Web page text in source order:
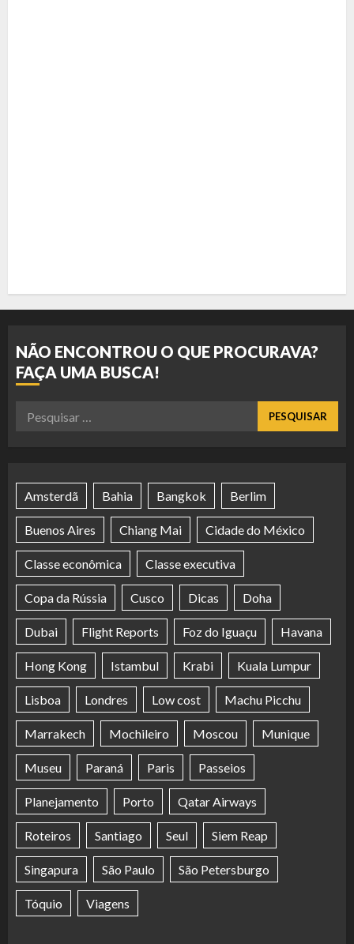
NÃO ENCONTROU O QUE PROCURAVA?
FAÇA UMA BUSCA!
Pesquisar
Amsterdã Bahia Bangkok Berlim
Buenos Aires Chiang Mai Cidade do México
Classe econômica Classe executiva
Copa da Rússia Cusco Dicas Doha
Dubai Flight Reports Foz do Iguaçu Havana
Hong Kong Istambul Krabi Kuala Lumpur
Lisboa Londres Low cost Machu Picchu
Marrakech Mochileiro Moscou Munique
Museu Paraná Paris Passeios
Planejamento Porto Qatar Airways
Roteiros Santiago Seul Siem Reap
Singapura São Paulo São Petersburgo
Tóquio Viagens